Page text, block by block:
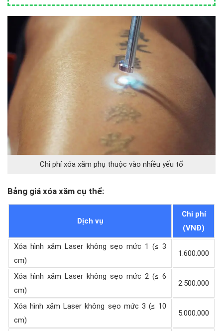
Chi phí xóa xăm phụ thuộc vào nhiều yếu tố
Bảng giá xóa xăm cụ thể:
Dịch vụ
Chi phí
(VNĐ)
Xóa hình xăm Laser không sẹo mức 1 (≤ 3
cm)
1.600.000
Xóa hình xăm Laser không sẹo mức 2 (≤ 6
cm)
2.500.000
Xóa hình xăm Laser không sẹo mức 3 (≤ 10
cm)
5.000.000